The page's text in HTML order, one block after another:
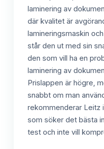
laminering av
där kvalitet är
lamineringsmaskin
står den ut med sin
den som vill ha en
laminering av
Prislappen är högre,
snabbt om man
rekommenderar Leitz
som söker det bästa
test och inte vill